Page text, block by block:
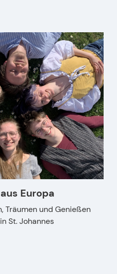
Europa
Träumen und Genießen
St. Johannes